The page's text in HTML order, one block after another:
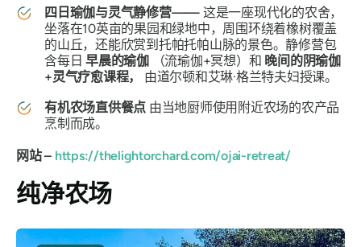
四日瑜伽与灵气静修营—— 这是一座现代化的农舍，
坐落在10英亩的果园和绿地中，周围环绕着橡树覆盖
的山丘，还能欣赏到托帕托帕山脉的景色。静修营包
含每日早晨的瑜伽（流瑜伽+冥想）和 晚间的阴瑜伽
+灵气疗愈课程，
由道尔顿和艾琳·格兰特夫妇授课。
有机农场直供餐点 由当地厨师使用附近农场的农产品
烹制而成。
网站 – https://thelightorchard.com/ojai-retreat/
纯净农场